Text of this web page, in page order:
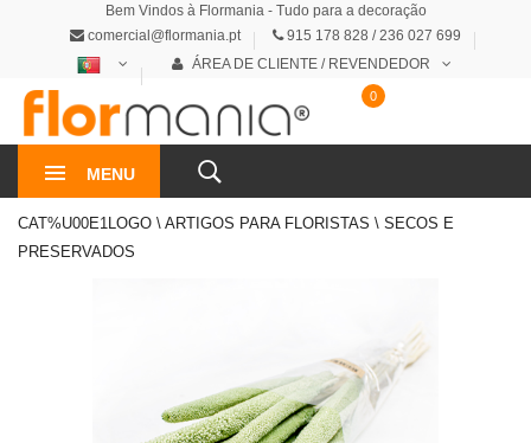
Bem Vindos à Flormania - Tudo para a decoração
comercial@flormania.pt
915 178 828 / 236 027 699
ÁREA DE CLIENTE / REVENDEDOR
MENU
0
CAT%U00E1LOGO \ ARTIGOS PARA FLORISTAS \ SECOS E
PRESERVADOS